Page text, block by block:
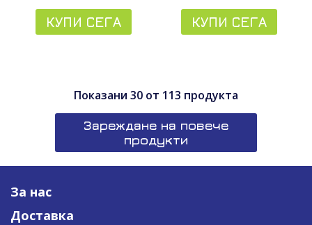
КУПИ СЕГА КУПИ СЕГА
Показани 30 от 113 продукта
Зареждане на повече
продукти
За нас
Доставка